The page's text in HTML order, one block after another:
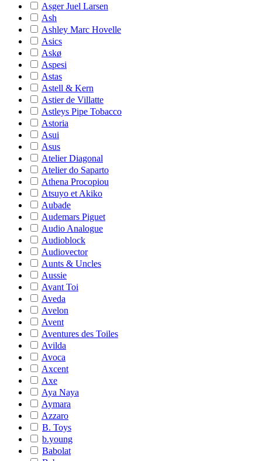
Asger Juel Larsen
Ash
Ashley Marc Hovelle
Asics
Askø
Aspesi
Astas
Astell & Kern
Astier de Villatte
Astleys Pipe Tobacco
Astoria
Asui
Asus
Atelier Diagonal
Atelier do Saparto
Athena Procopiou
Atsuyo et Akiko
Aubade
Audemars Piguet
Audio Analogue
Audioblock
Audiovector
Aunts & Uncles
Aussie
Avant Toi
Aveda
Avelon
Avent
Aventures des Toiles
Avilda
Avoca
Axcent
Axe
Aya Naya
Aymara
Azzaro
B. Toys
b.young
Babolat